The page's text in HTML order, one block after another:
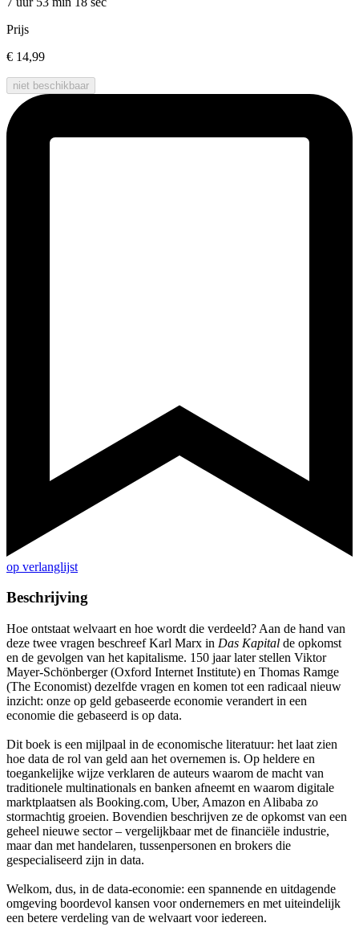
Prijs
€ 14,99
niet beschikbaar
op verlanglijst
Beschrijving
Hoe ontstaat welvaart en hoe wordt die verdeeld? Aan de hand van
deze twee vragen beschreef Karl Marx in Das Kapital de opkomst
en de gevolgen van het kapitalisme. 150 jaar later stellen Viktor
Mayer-Schönberger (Oxford Internet Institute) en Thomas Ramge
(The Economist) dezelfde vragen en komen tot een radicaal nieuw
inzicht: onze op geld gebaseerde economie verandert in een
economie die gebaseerd is op data.
Dit boek is een mijlpaal in de economische literatuur: het laat zien
hoe data de rol van geld aan het overnemen is. Op heldere en
toegankelijke wijze verklaren de auteurs waarom de macht van
traditionele multinationals en banken afneemt en waarom digitale
marktplaatsen als Booking.com, Uber, Amazon en Alibaba zo
stormachtig groeien. Bovendien beschrijven ze de opkomst van een
geheel nieuwe sector – vergelijkbaar met de financiële industrie,
maar dan met handelaren, tussenpersonen en brokers die
gespecialiseerd zijn in data.
Welkom, dus, in de data-economie: een spannende en uitdagende
omgeving boordevol kansen voor ondernemers en met uiteindelijk
een betere verdeling van de welvaart voor iedereen.